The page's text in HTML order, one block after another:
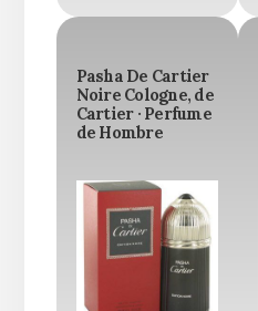
Pasha De Cartier
Noire Cologne, de
Cartier · Perfume
de Hombre